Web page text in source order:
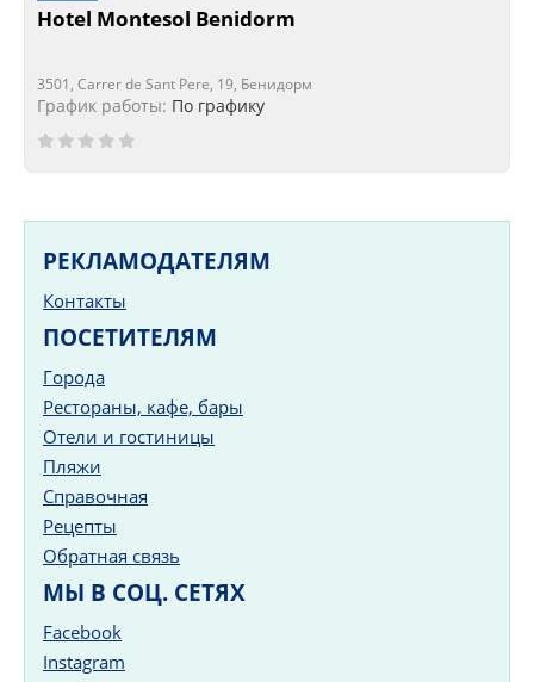
Hotel Montesol Benidorm
3501, Carrer de Sant Pere, 19, Бенидорм
График работы: По графику
РЕКЛАМОДАТЕЛЯМ
Контакты
ПОСЕТИТЕЛЯМ
Города
Рестораны, кафе, бары
Отели и гостиницы
Пляжи
Справочная
Рецепты
Обратная связь
МЫ В СОЦ. СЕТЯХ
Facebook
Instagram